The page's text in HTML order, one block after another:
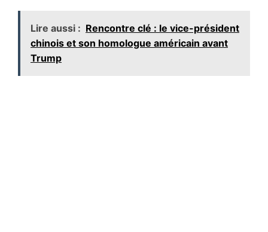
Lire aussi : Rencontre clé : le vice-président
chinois et son homologue américain avant
Trump